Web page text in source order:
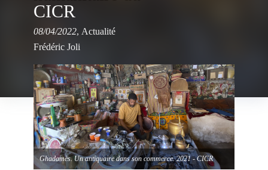
CICR
08/04/2022, Actualité
Frédéric Joli
Ghadamès. Un antiquaire dans son commerce. 2021 - CICR